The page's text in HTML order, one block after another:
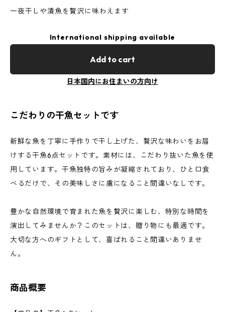
一夜干しや漬魚を贅沢に味わえます
International shipping available
Add to cart
日本国内にお住まいの方向け
こだわりの干魚セットです
新鮮な魚を丁寧に手作りで干し上げた、贅沢な味わいをお届
けする干魚6点セットです。素材には、こだわり抜いた魚を使
用しています。干魚独特の旨みが凝縮されており、ひと口食
べるだけで、その美味しさに虜になること間違いなしです。
豊かな自然環境で育まれた魚を贅沢に楽しむ、特別な時間を
演出してみませんか？このセットは、贈り物にも最適です。
大切な方へのギフトとして、喜ばれること間違いありませ
ん。
商品概要